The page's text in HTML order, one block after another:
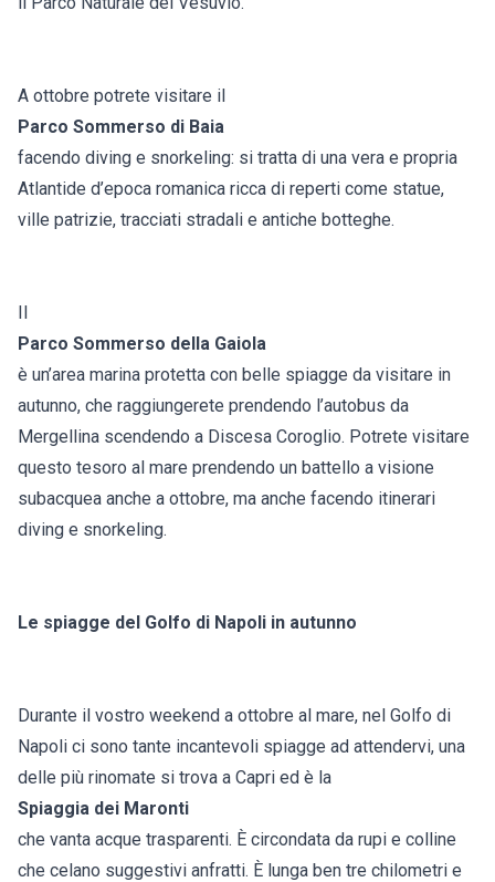
A ottobre potrete visitare il
Parco Sommerso di Baia
facendo diving e snorkeling: si tratta di una vera e propria
Atlantide d’epoca romanica ricca di reperti come statue,
ville patrizie, tracciati stradali e antiche botteghe.
Il
Parco Sommerso della Gaiola
è un’area marina protetta con belle spiagge da visitare in
autunno, che raggiungerete prendendo l’autobus da
Mergellina scendendo a Discesa Coroglio. Potrete visitare
questo tesoro al mare prendendo un battello a visione
subacquea anche a ottobre, ma anche facendo itinerari
diving e snorkeling.
Le spiagge del Golfo di Napoli in autunno
Durante il vostro weekend a ottobre al mare, nel Golfo di
Napoli ci sono tante incantevoli spiagge ad attendervi, una
delle più rinomate si trova a Capri ed è la
Spiaggia dei Maronti
che vanta acque trasparenti. È circondata da rupi e colline
che celano suggestivi anfratti. È lunga ben tre chilometri e